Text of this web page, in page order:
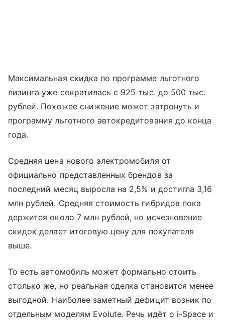
Максимальная скидка по программе льготного
лизинга уже сократилась с 925 тыс. до 500 тыс.
рублей. Похожее снижение может затронуть и
программу льготного автокредитования до конца
года.
Средняя цена нового электромобиля от
официально представленных брендов за
последний месяц выросла на 2,5% и достигла 3,16
млн рублей. Средняя стоимость гибридов пока
держится около 7 млн рублей, но исчезновение
скидок делает итоговую цену для покупателя
выше.
То есть автомобиль может формально стоить
столько же, но реальная сделка становится менее
выгодной. Наиболее заметный дефицит возник по
отдельным моделям Evolute. Речь идёт о i-Space и